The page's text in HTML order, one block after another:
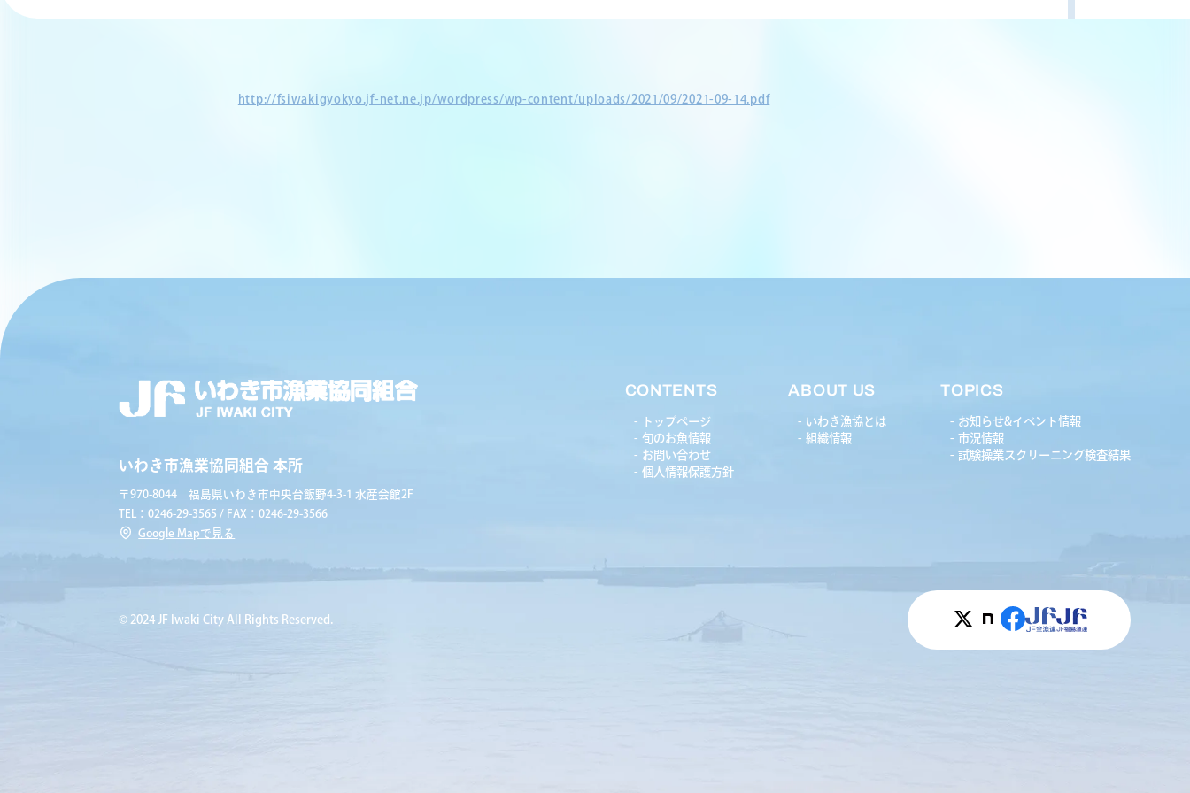
http://fsiwakigyokyo.jf-net.ne.jp/wordpress/wp-content/uploads/2021/09/2021-09-14.pdf
いわき市漁業協同組合 本所
〒970-8044 福島県いわき市中央台飯野4-3-1 水産会館2F
TEL：0246-29-3565 / FAX：0246-29-3566
Google Mapで見る
CONTENTS
トップページ
旬のお魚情報
お問い合わせ
個人情報保護方針
ABOUT US
いわき漁協とは
組織情報
TOPICS
お知らせ&イベント情報
市況情報
試験操業スクリーニング検査結果
© 2024 JF Iwaki City All Rights Reserved.